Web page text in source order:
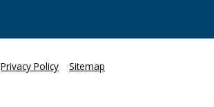
Privacy Policy Sitemap